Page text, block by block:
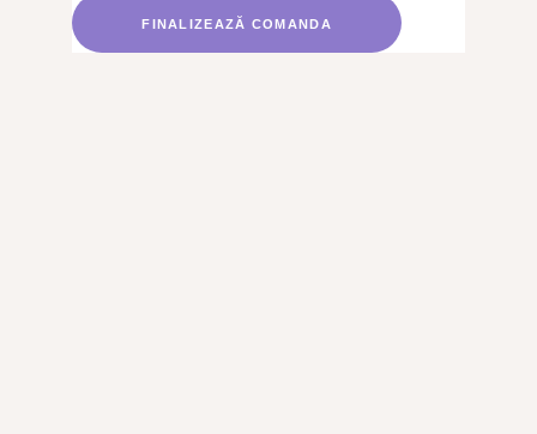
FINALIZEAZĂ COMANDA